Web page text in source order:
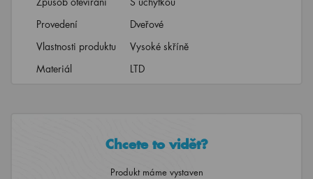
Provedení
Dveřové
Vlastnosti produktu
Vysoké skříně
Materiál
LTD
Chcete to vidět?
Produkt máme vystaven